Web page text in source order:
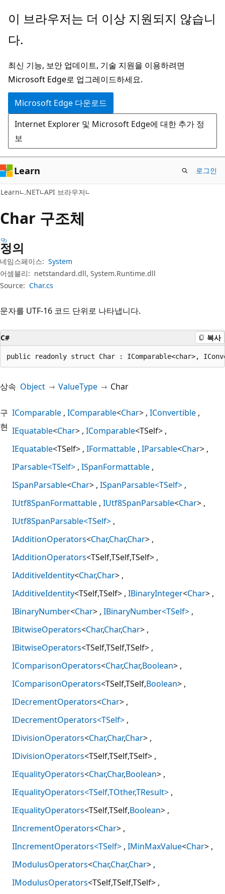
주
콘
츠
로
건
너
뛰
기
페
지
탐
색
으
로
건
너
뛰
기
이 브라우저는 더 이상 지원되지 않습니
다.
최신 기능, 보안 업데이트, 기술 지원을 이용하려면
Microsoft Edge로 업그레이드하세요.
Microsoft Edge 다운로드
Internet Explorer 및 Microsoft Edge에 대한 추가 정
보
Learn 로그인
Learn .NET API 브라우저
Char 구조체
정의
네임스페이스: System
어셈블리: netstandard.dll, System.Runtime.dll
Source: Char.cs
문자를 UTF-16 코드 단위로 나타냅니다.
C# 복사
public readonly struct Char : IComparable<char>,
상속 Object ValueType Char
구
현
IComparable IComparable<Char> IConvertible
IEquatable<Char> IComparable<TSelf>
IEquatable<TSelf> IFormattable IParsable<Char>
IParsable<TSelf> ISpanFormattable
ISpanParsable<Char> ISpanParsable<TSelf>
IUtf8SpanFormattable IUtf8SpanParsable<Char>
IUtf8SpanParsable<TSelf>
IAdditionOperators<Char,Char,Char>
IAdditionOperators<TSelf,TSelf,TSelf>
IAdditiveIdentity<Char,Char>
IAdditiveIdentity<TSelf,TSelf> IBinaryInteger<Char>
IBinaryNumber<Char> IBinaryNumber<TSelf>
IBitwiseOperators<Char,Char,Char>
IBitwiseOperators<TSelf,TSelf,TSelf>
IComparisonOperators<Char,Char,Boolean>
IComparisonOperators<TSelf,TSelf,Boolean>
IDecrementOperators<Char>
IDecrementOperators<TSelf>
IDivisionOperators<Char,Char,Char>
IDivisionOperators<TSelf,TSelf,TSelf>
IEqualityOperators<Char,Char,Boolean>
IEqualityOperators<TSelf,TOther,TResult>
IEqualityOperators<TSelf,TSelf,Boolean>
IIncrementOperators<Char>
IIncrementOperators<TSelf> IMinMaxValue<Char>
IModulusOperators<Char,Char,Char>
IModulusOperators<TSelf,TSelf,TSelf>